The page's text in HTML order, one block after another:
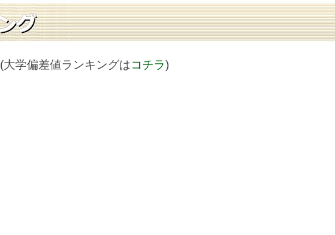
(大学偏差値ランキングはコチラ)